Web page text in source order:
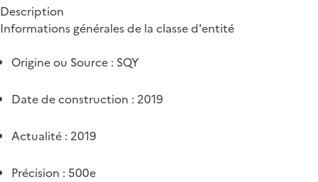
Description
Informations générales de la classe d'entité
Origine ou Source : SQY
Date de construction : 2019
Actualité : 2019
Précision : 500e